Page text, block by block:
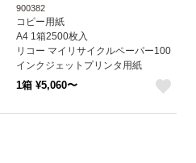
900382
コピー用紙
A4 1箱2500枚入
リコー マイリサイクルペーパー100
インクジェットプリンタ用紙
レーザープリンタ用紙
1箱 ¥5,060〜